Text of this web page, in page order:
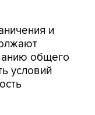
и
общего
условий